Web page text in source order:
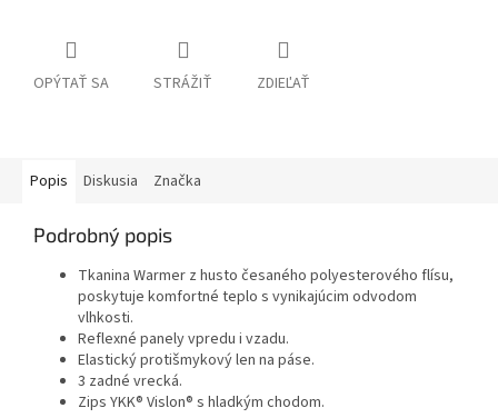
OPÝTAŤ SA STRÁŽIŤ ZDIEĽAŤ
Popis Diskusia Značka
Podrobný popis
Tkanina Warmer z husto česaného polyesterového flísu,
poskytuje komfortné teplo s vynikajúcim odvodom
vlhkosti.
Reflexné panely vpredu i vzadu.
Elastický protišmykový len na páse.
3 zadné vrecká.
Zips YKK® Vislon® s hladkým chodom.